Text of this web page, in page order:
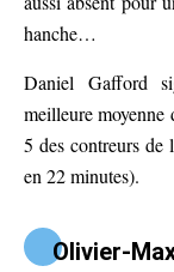
hanche…
Daniel Gafford
meilleure moyenne
5 des contreurs
en 22 minutes).
Olivier-